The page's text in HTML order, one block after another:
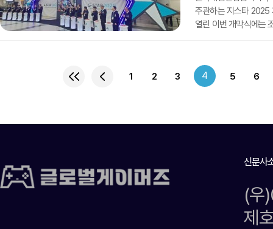
주관하는 지스타 2025
열린 이번 개막식에는
엔씨소프트의 박병무
크래프톤 부사장 등이
1 2 3 4 5 6
신문사
(우
제